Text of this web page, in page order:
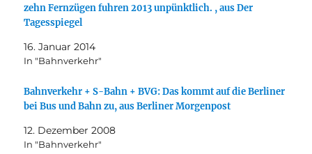
zehn Fernzügen fuhren 2013 unpünktlich. , aus Der
Tagesspiegel
16. Januar 2014
In "Bahnverkehr"
Bahnverkehr + S-Bahn + BVG: Das kommt auf die Berliner
bei Bus und Bahn zu, aus Berliner Morgenpost
12. Dezember 2008
In "Bahnverkehr"